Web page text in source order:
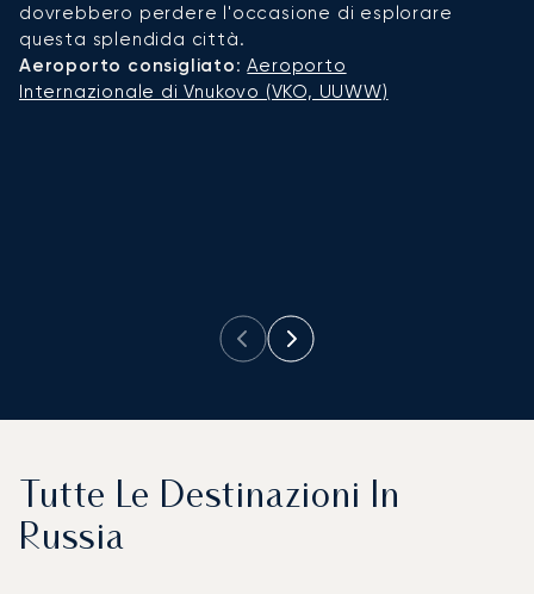
dovrebbero perdere l'occasione di esplorare
questa splendida città.
Aeroporto consigliato:Aeroporto
Internazionale di Vnukovo (VKO, UUWW)
Tutte Le Destinazioni In
Russia